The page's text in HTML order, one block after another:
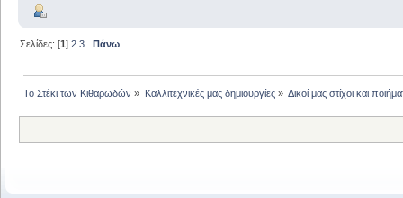
Σελίδες: [1]2 3 Πάνω
Το Στέκι των Κιθαρωδών » Καλλιτεχνικές μας δημιουργίες» Δικοί μας στίχοι και